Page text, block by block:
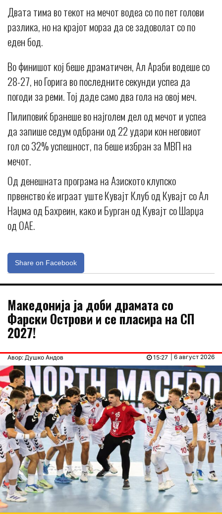
Двата тима во текот на мечот водеа со по пет голови
разлика, но на крајот мораа да се задоволат со по
еден бод.
Во финишот кој беше драматичен, Ал Араби водеше со
28-27, но Горига во последните секунди успеа да
погоди за реми. Тој даде само два гола на овој меч.
Пилиповиќ бранеше во најголем дел од мечот и успеа
да запише седум одбрани од 22 удари кон неговиот
гол со 32% успешност, па беше избран за МВП на
мечот.
Од денешната програма на Азиското клупско
првенство ќе играат уште Кувајт Клуб од Кувајт со Ал
Наџма од Бахреин, како и Бурган од Кувајт со Шарџа
од ОАЕ.
Share on Facebook
Македонија ја доби драмата со
Фарски Острови и се пласира на СП
2027!
Авор: Душко Андов | 6 август 2026
15:27